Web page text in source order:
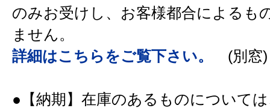
のみお受けし、お客様都合によるも
ません。
詳細はこちらをご覧下さい。
(別窓)
●【納期】在庫のあるものについて